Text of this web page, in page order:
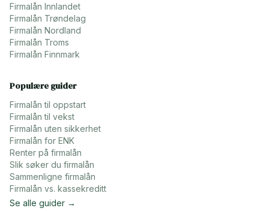
Firmalån Innlandet
Firmalån Trøndelag
Firmalån Nordland
Firmalån Troms
Firmalån Finnmark
Populære guider
Firmalån til oppstart
Firmalån til vekst
Firmalån uten sikkerhet
Firmalån for ENK
Renter på firmalån
Slik søker du firmalån
Sammenligne firmalån
Firmalån vs. kassekreditt
Se alle guider →